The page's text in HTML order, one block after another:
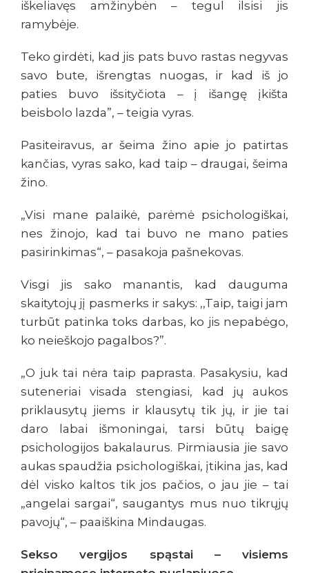
iškeliavęs amžinybėn – tegul ilsisi jis
ramybėje.
Teko girdėti, kad jis pats buvo rastas negyvas
savo bute, išrengtas nuogas, ir kad iš jo
paties buvo išsityčiota – į išangę įkišta
beisbolo lazda”, – teigia vyras.
Pasiteiravus, ar šeima žino apie jo patirtas
kančias, vyras sako, kad taip – draugai, šeima
žino.
„Visi mane palaikė, parėmė psichologiškai,
nes žinojo, kad tai buvo ne mano paties
pasirinkimas“, – pasakoja pašnekovas.
Visgi jis sako manantis, kad dauguma
skaitytojų jį pasmerks ir sakys: ,,Taip, taigi jam
turbūt patinka toks darbas, ko jis nepabėgo,
ko neieškojo pagalbos?”.
„O juk tai nėra taip paprasta. Pasakysiu, kad
suteneriai visada stengiasi, kad jų aukos
priklausytų jiems ir klausytų tik jų, ir jie tai
daro labai išmoningai, tarsi būtų baigę
psichologijos bakalaurus. Pirmiausia jie savo
aukas spaudžia psichologiškai, įtikina jas, kad
dėl visko kaltos tik jos pačios, o jau jie – tai
„angelai sargai“, saugantys mus nuo tikrųjų
pavojų“, – paaiškina Mindaugas.
Sekso vergijos spąstai – visiems